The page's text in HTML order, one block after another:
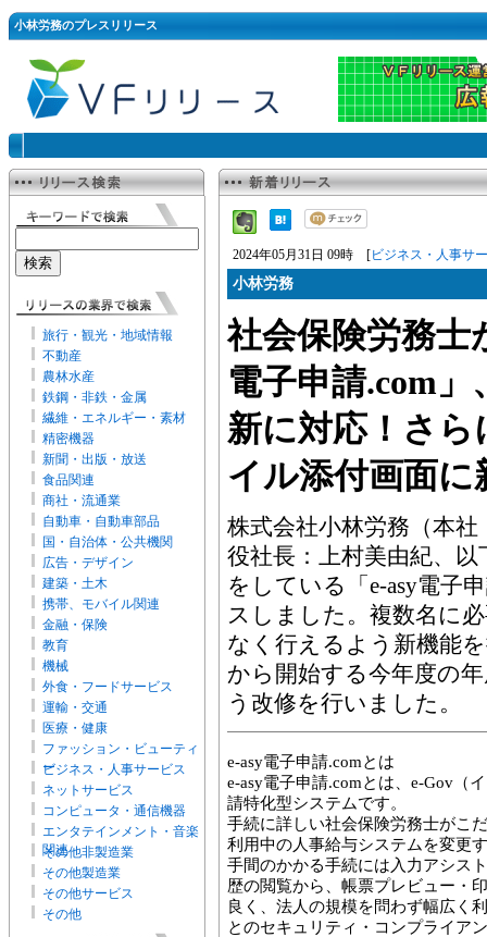
小林労務のプレスリリース
旅行・観光・地域情報
不動産
農林水産
鉄鋼・非鉄・金属
繊維・エネルギー・素材
精密機器
新聞・出版・放送
食品関連
商社・流通業
自動車・自動車部品
国・自治体・公共機関
広告・デザイン
建築・土木
携帯、モバイル関連
金融・保険
教育
機械
外食・フードサービス
運輸・交通
医療・健康
ファッション・ビューティ
ー
ビジネス・人事サービス
ネットサービス
コンピュータ・通信機器
エンタテインメント・音楽
関連
その他非製造業
その他製造業
その他サービス
その他
2024年05月31日 09時 [ビジネス・人事サ
小林労務
社会保険労務士
電子申請.com
新に対応！さ
イル添付画面に
株式会社小林労務（本
役社長：上村美由紀、
をしている「e-asy電子
スしました。複数名に
なく行えるよう新機能
から開始する今年度の
う改修を行いました。
e-asy電子申請.comとは
e-asy電子申請.comとは、e-Gov（
請特化型システムです。
手続に詳しい社会保険労務士がこ
利用中の人事給与システムを変更
手間のかかる手続には入力アシス
歴の閲覧から、帳票プレビュー・
良く、法人の規模を問わず幅広く
とのセキュリティ・コンプライア